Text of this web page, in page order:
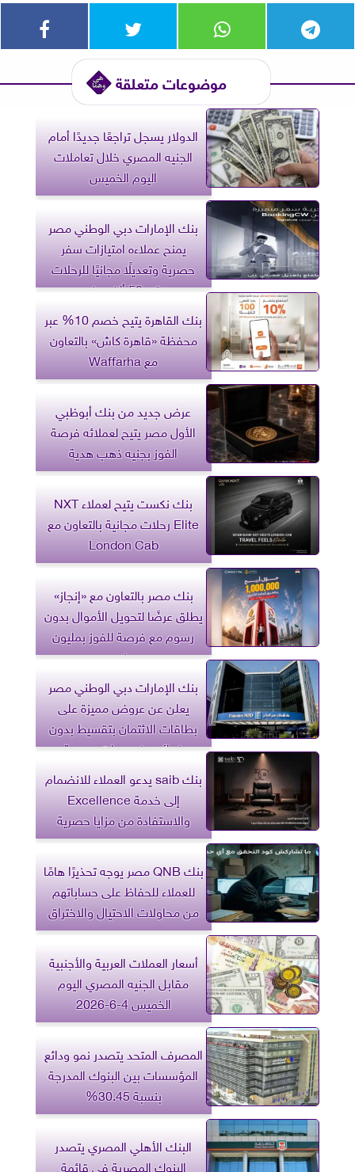
موضوعات متعلقة
الدولار يسجل تراجعًا جديدًا أمام
الجنيه المصري خلال تعاملات
اليوم الخميس
بنك الإمارات دبي الوطني مصر
يمنح عملاءه امتيازات سفر
حصرية وتعديلًا مجانيًا للرحلات
حتى 50 ألف جنيه
بنك القاهرة يتيح خصم 10% عبر
محفظة «قاهرة كاش» بالتعاون
مع Waffarha
عرض جديد من بنك أبوظبي
الأول مصر يتيح لعملائه فرصة
الفوز بجنيه ذهب هدية
بنك نكست يتيح لعملاء NXT
Elite رحلات مجانية بالتعاون مع
London Cab
بنك مصر بالتعاون مع «إنجاز»
يطلق عرضًا لتحويل الأموال بدون
رسوم مع فرصة للفوز بمليون
جنيه
بنك الإمارات دبي الوطني مصر
يعلن عن عروض مميزة على
بطاقات الائتمان بتقسيط بدون
فوائد وخصومات حصرية
بنك saib يدعو العملاء للانضمام
إلى خدمة Excellence
والاستفادة من مزايا حصرية
بنك QNB مصر يوجه تحذيرًا هامًا
للعملاء للحفاظ على حساباتهم
من محاولات الاحتيال والاختراق
أسعار العملات العربية والأجنبية
مقابل الجنيه المصري اليوم
الخميس 4-6-2026
المصرف المتحد يتصدر نمو ودائع
المؤسسات بين البنوك المدرجة
بنسبة 30.45%
البنك الأهلي المصري يتصدر
البنوك المصرية في قائمة